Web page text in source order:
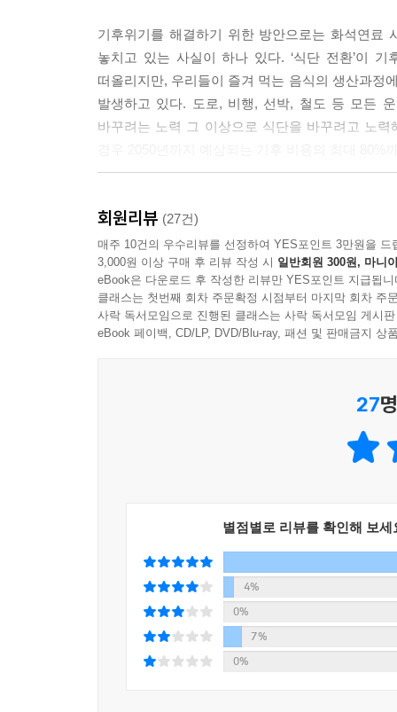
--- pp.26~27
체중을 빨리 증가시키고, 성장을 촉진하는 동물
다름없다. 대량생산 시스템 안에서 제품을 생산
도살될 가축들의 건강이 중요하지 않듯이, 이 노
공교롭게도 인간의 건강을 위한 식단은 기후위기
한 식단은 최근 ‘자연식물식(WholeFood, Plant-
든, 생명의 위협을 피하기 위해 우리의 식단을
우리가 변화를 위한 실천을 한다면, 미래는 분명
--- p.139
해산물 요리를 제공한다는 발표를 했다. 2019년
정규 교육을 받는 학생들은 학교에서 기본적으로
기후위기 시대에 중요한 것은 능동성과 상상력
될 수밖에 없다. 하지만, 아직 여유가 있을 때 능
향한 즐거운 여정이 될 수 있을 것이다. 그리고
동시에 K-자연식물식, K-기후미식을 소개한다면
기후위기를 해결하기 위한 방안으로는 화석연료
놓치고 있는 사실이 하나 있다. ‘식단 전환’이
떠올리지만, 우리들이 즐겨 먹는 음식의 생산과정
발생하고 있다. 도로, 비행, 선박, 철도 등 모든
바꾸려는 노력 그 이상으로 식단을 바꾸려고 노
있다. 지금껏 해온 탄소배출 감소 활동은 효과를
방법도 간단하다. 육지의 숲과 바다의 식물성 플
이들을 먹지 않고 ‘그대로 두는’ 것뿐이다. 우리
얼마나 효과적인 해결책인지를 논리적으로 상세
알리고자 한다.
거의 단정한다. 인류에게 동물성 식품 섭취는
그래서 이 책은 온실가스 감소를 위해서뿐만
고기를 먹지 않아도 식물성 식품만으로 충분한
과일 등이 포함된다. 종류가 매우 다양해서 맛
공급받을 수 있다. 이 책에 소개된 ‘식물성 단백
위해선 고기를 많이 먹어야 한다’라며 고기 중심
회원리뷰 (27건)
매주 10건의 우수리뷰를 선정하여 YES포인트 3만원을 드
3,000원 이상 구매 후 리뷰 작성 시 일반회원 300원, 마니
eBook은 다운로드 후 작성한 리뷰만 YES포인트 지급됩니
클래스는 첫번째 회차 주문확정 시점부터 마지막 회차 주
사락 독서모임으로 진행된 클래스는 사락 독서모임 게시
eBook 페이백, CD/LP, DVD/Blu-ray, 패션 및 판매금지 상
27
별점별로 리뷰를 확인해 보세
4%
0%
7%
0%